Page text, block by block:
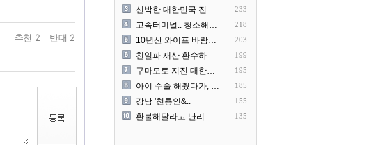
추천 2 반대 2
신박한 대한민국 진상 근황 233
고속터미널.. 청소해주시는.. 218
10년산 와이프 바람나서 이.. 203
친일파 재산 환수하겠다! 199
구마모토 지진 대한항공 생수.. 195
아이 수술 해줬다가, 부모에.. 185
강남 '천룡인&.. 155
환불해달라고 난리 난 미국 .. 135